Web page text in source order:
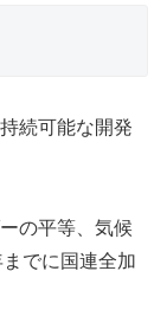
続可能な開発
の平等、気候
でに国連全加